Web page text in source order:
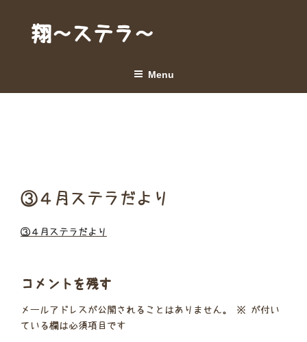
content翔～ステラ～
Menu
③４月ステラだより
③４月ステラだより
コメントを残す
メールアドレスが公開されることはありません。 ※ が付い
ている欄は必須項目です